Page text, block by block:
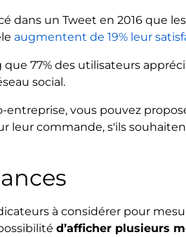
dans un Tweet en 2016 que
augmentent de 19% leur
77% des utilisateurs
social.
vous pouvez
leur commande, s'ils
à considérer pour
d’afficher plusieurs